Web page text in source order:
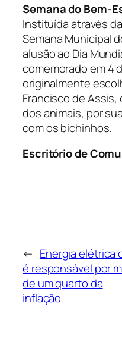
Semana do Bem-
Instituída através da
Semana Municipal
alusão ao Dia
comemorado em 4
originalmente
Francisco de
dos animais, por
com os bichinhos.
Escritório de
← Energia elétrica
é responsável por
de um quarto da
inflação